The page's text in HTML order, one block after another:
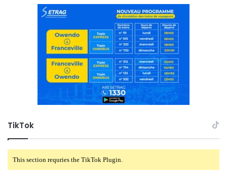
TikTok
This section requries the TikTok Plugin.